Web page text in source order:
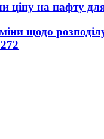
ціну на нафту для
щодо